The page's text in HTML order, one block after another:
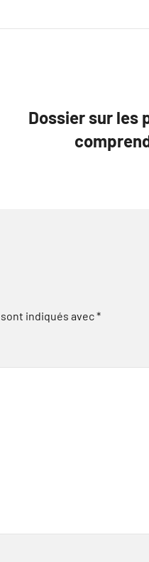
Dossier sur les
indiqués avec*